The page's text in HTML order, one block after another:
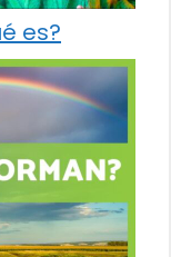
es?